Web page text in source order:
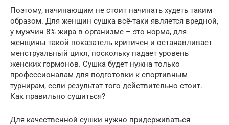
Поэтому, начинающим не стоит начинать худеть таким
образом. Для женщин сушка всё-таки является вредной,
у мужчин 8% жира в организме – это норма, для
женщины такой показатель критичен и останавливает
менструальный цикл, поскольку падает уровень
женских гормонов. Сушка будет нужна только
профессионалам для подготовки к спортивным
турнирам, если результат того действительно стоит.
Как правильно сушиться?
Для качественной сушки нужно придерживаться